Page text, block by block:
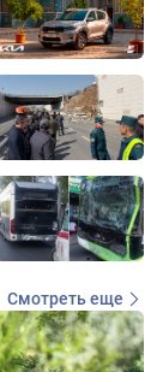
Смотреть еще